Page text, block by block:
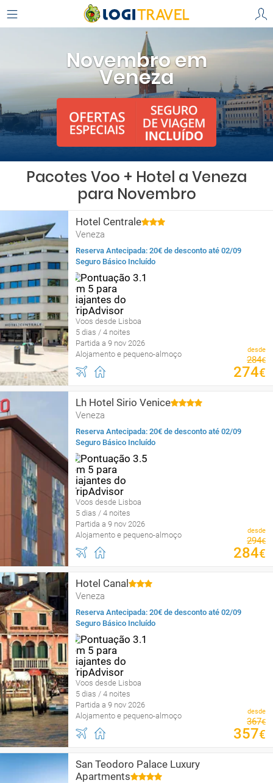
Novembro em
Veneza
Pacotes Voo + Hotel a Veneza
para Novembro
Hotel Centrale
Veneza
Reserva Antecipada: 20€ de desconto até 02/09
Seguro Básico Incluído
Voos desde Lisboa
5 dias / 4 noites
Partida a 9 nov 2026
Alojamento e pequeno-almoço
desde
284€
274€
Lh Hotel Sirio Venice
Veneza
Reserva Antecipada: 20€ de desconto até 02/09
Seguro Básico Incluído
Voos desde Lisboa
5 dias / 4 noites
Partida a 9 nov 2026
Alojamento e pequeno-almoço
desde
294€
284€
Hotel Canal
Veneza
Reserva Antecipada: 20€ de desconto até 02/09
Seguro Básico Incluído
Voos desde Lisboa
5 dias / 4 noites
Partida a 9 nov 2026
Alojamento e pequeno-almoço
desde
367€
357€
San Teodoro Palace Luxury
Apartments